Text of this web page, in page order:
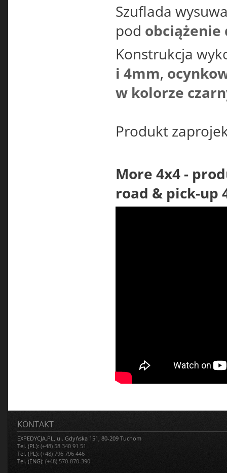
Szuflada
pod obciążenie
Konstrukcja
i 4mm,
w kolorze
Produkt
More 4x4 -
road & pick-up
KONTAKT
EXPEDYCJA.PL, ul. Gdyńska 151, 80-209 Tuchom
Tel. (PL): (+48) 58 340 91 51
Tel. (PL): (+48) 796 796 446
Tel. (ENG): (+48) 570-870-390